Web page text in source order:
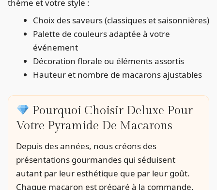
thème et votre style :
Choix des saveurs (classiques et saisonnières)
Palette de couleurs adaptée à votre
événement
Décoration florale ou éléments assortis
Hauteur et nombre de macarons ajustables
Pourquoi Choisir Deluxe Pour
Votre Pyramide De Macarons
Depuis des années, nous créons des
présentations gourmandes qui séduisent
autant par leur esthétique que par leur goût.
Chaque macaron est préparé à la commande,